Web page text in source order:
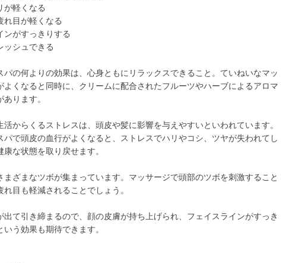
が軽くなる
れ目が軽くなる
ンがすっきりする
ッシュできる
パの何よりの効果は、心身ともにリラックスできること。ていねいなマッ
よくなると同時に、クリームに配合されたフルーツやハーブによるアロマ
ります。
活からくるストレスは、頭皮や髪に影響を与えやすいといわれています。
パで頭皮の血行がよくなると、ストレスでハリやコシ、ツヤが失われてし
康な状態を取り戻せます。
まざまなツボが集まっています。マッサージで頭部のツボを刺激すること
れ目も軽減されることでしょう。
出て引き締まるので、顔の皮膚が持ち上げられ、フェイスラインがすっき
いう効果も期待できます。